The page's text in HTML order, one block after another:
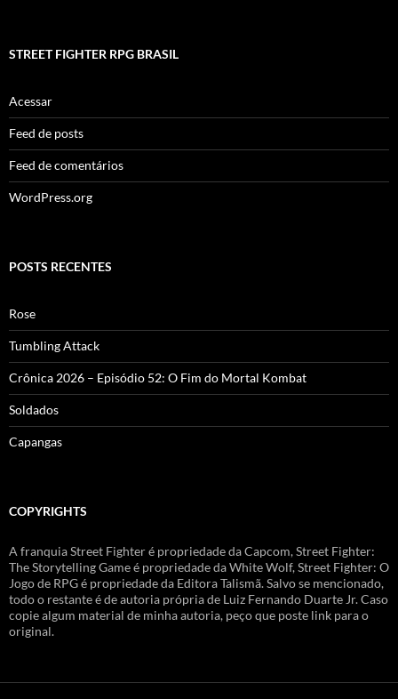
STREET FIGHTER RPG BRASIL
Acessar
Feed de posts
Feed de comentários
WordPress.org
POSTS RECENTES
Rose
Tumbling Attack
Crônica 2026 – Episódio 52: O Fim do Mortal Kombat
Soldados
Capangas
COPYRIGHTS
A franquia Street Fighter é propriedade da Capcom, Street Fighter:
The Storytelling Game é propriedade da White Wolf, Street Fighter: O
Jogo de RPG é propriedade da Editora Talismã. Salvo se mencionado,
todo o restante é de autoria própria de Luiz Fernando Duarte Jr. Caso
copie algum material de minha autoria, peço que poste link para o
original.